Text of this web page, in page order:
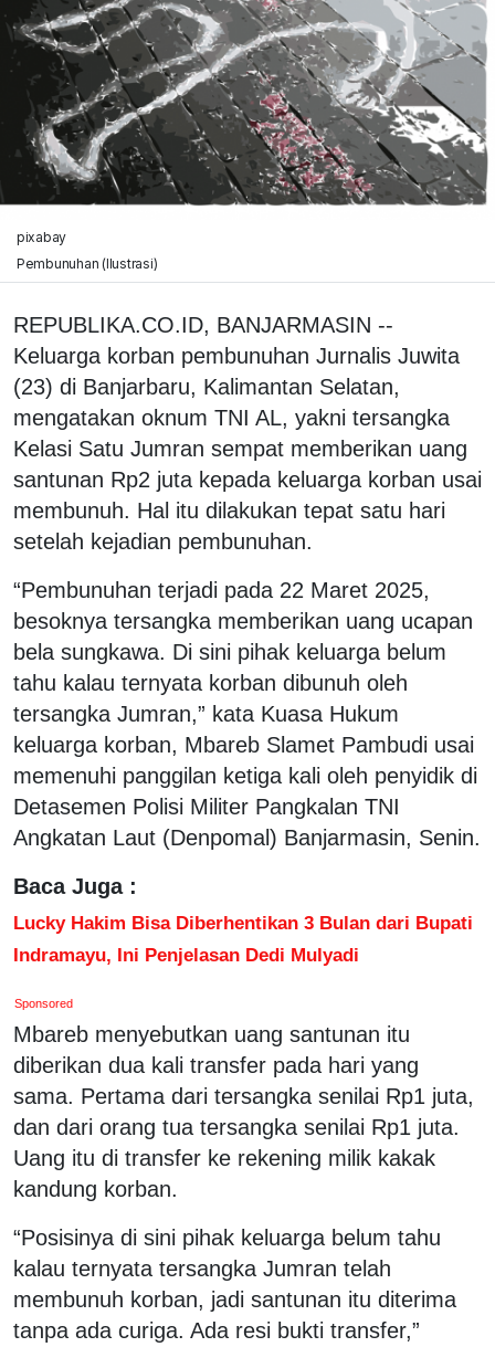
pixabay
Pembunuhan (Ilustrasi)
REPUBLIKA.CO.ID, BANJARMASIN --
Keluarga korban pembunuhan Jurnalis Juwita
(23) di Banjarbaru, Kalimantan Selatan,
mengatakan oknum TNI AL, yakni tersangka
Kelasi Satu Jumran sempat memberikan uang
santunan Rp2 juta kepada keluarga korban usai
membunuh. Hal itu dilakukan tepat satu hari
setelah kejadian pembunuhan.
“Pembunuhan terjadi pada 22 Maret 2025,
besoknya tersangka memberikan uang ucapan
bela sungkawa. Di sini pihak keluarga belum
tahu kalau ternyata korban dibunuh oleh
tersangka Jumran,” kata Kuasa Hukum
keluarga korban, Mbareb Slamet Pambudi usai
memenuhi panggilan ketiga kali oleh penyidik di
Detasemen Polisi Militer Pangkalan TNI
Angkatan Laut (Denpomal) Banjarmasin, Senin.
Baca Juga :
Lucky Hakim Bisa Diberhentikan 3 Bulan dari Bupati
Indramayu, Ini Penjelasan Dedi Mulyadi
Sponsored
Mbareb menyebutkan uang santunan itu
diberikan dua kali transfer pada hari yang
sama. Pertama dari tersangka senilai Rp1 juta,
dan dari orang tua tersangka senilai Rp1 juta.
Uang itu di transfer ke rekening milik kakak
kandung korban.
“Posisinya di sini pihak keluarga belum tahu
kalau ternyata tersangka Jumran telah
membunuh korban, jadi santunan itu diterima
tanpa ada curiga. Ada resi bukti transfer,”